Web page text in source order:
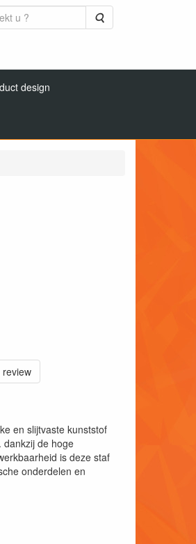
Zoeken
design
en slijtvaste kunststof
dankzij de hoge
is deze staf
onderdelen en